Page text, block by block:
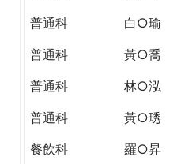
普通科
白○瑜
普通科
黃○喬
普通科
林○泓
普通科
黃○琇
餐飲科
羅○昇